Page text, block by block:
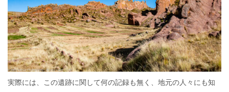
実際には、この遺跡に関して何の記録も無く、地元の人々にも知